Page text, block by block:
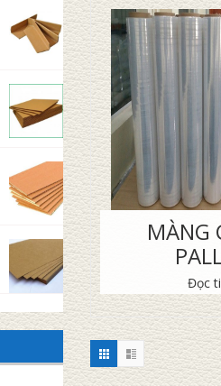
MÀNG
Đọc